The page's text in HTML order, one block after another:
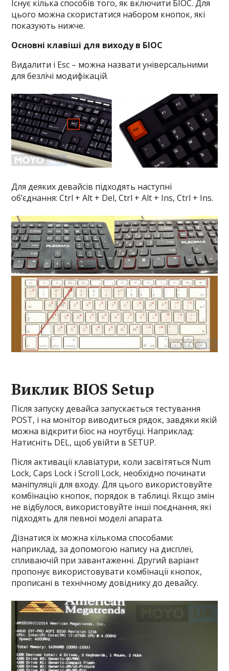
Існує кілька способів того, як включити БІОС. Для
цього можна скористатися набором кнопок, які
показують нижче.
Основні клавіші для виходу в БІОС
Видалити і Esc – можна назвати універсальними
для безлічі модифікацій.
Для деяких девайсів підходять наступні
об’єднання: Ctrl + Alt + Del, Ctrl + Alt + Ins, Ctrl + Ins.
Виклик BIOS Setup
Після запуску девайса запускається тестування
POST, і на монітор виводиться рядок, завдяки якій
можна відкрити біос на ноутбуці. Наприклад:
Натисніть DEL, щоб увійти в SETUP.
Після активації клавіатури, коли засвітяться Num
Lock, Caps Lock і Scroll Lock, необхідно починати
маніпуляції для входу. Для цього використовуйте
комбінацію кнопок, порядок в таблиці. Якщо змін
не відбулося, використовуйте інші поєднання, які
підходять для певної моделі апарата.
Дізнатися їх можна кількома способами:
наприклад, за допомогою напису на дисплеї,
спливаючій при завантаженні. Другий варіант
пропонує використовувати комбінації кнопок,
прописані в технічному довіднику до девайсу.